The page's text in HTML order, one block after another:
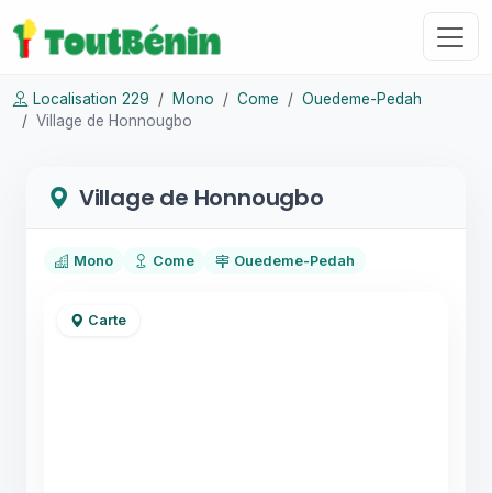
Localisation 229 Mono Come
Ouedeme-Pedah
Village de Honnougbo
Village de Honnougbo
Mono Come Ouedeme-Pedah
Carte